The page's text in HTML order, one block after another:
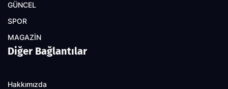
GÜNCEL
SPOR
MAGAZİN
Diğer Bağlantılar
Hakkımızda